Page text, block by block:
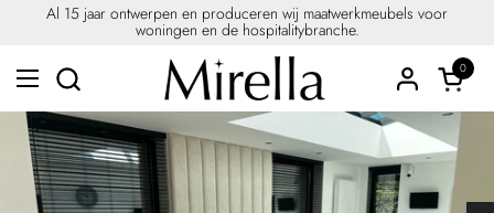
Ga naar content
Al 15 jaar ontwerpen en produceren wij maatwerkmeubels voor
woningen en de hospitalitybranche.
0
Menu openen